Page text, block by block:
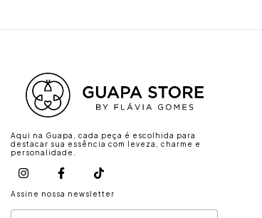
Aqui na Guapa, cada peça é escolhida para
destacar sua essência com leveza, charme e
personalidade.
Assine nossa newsletter